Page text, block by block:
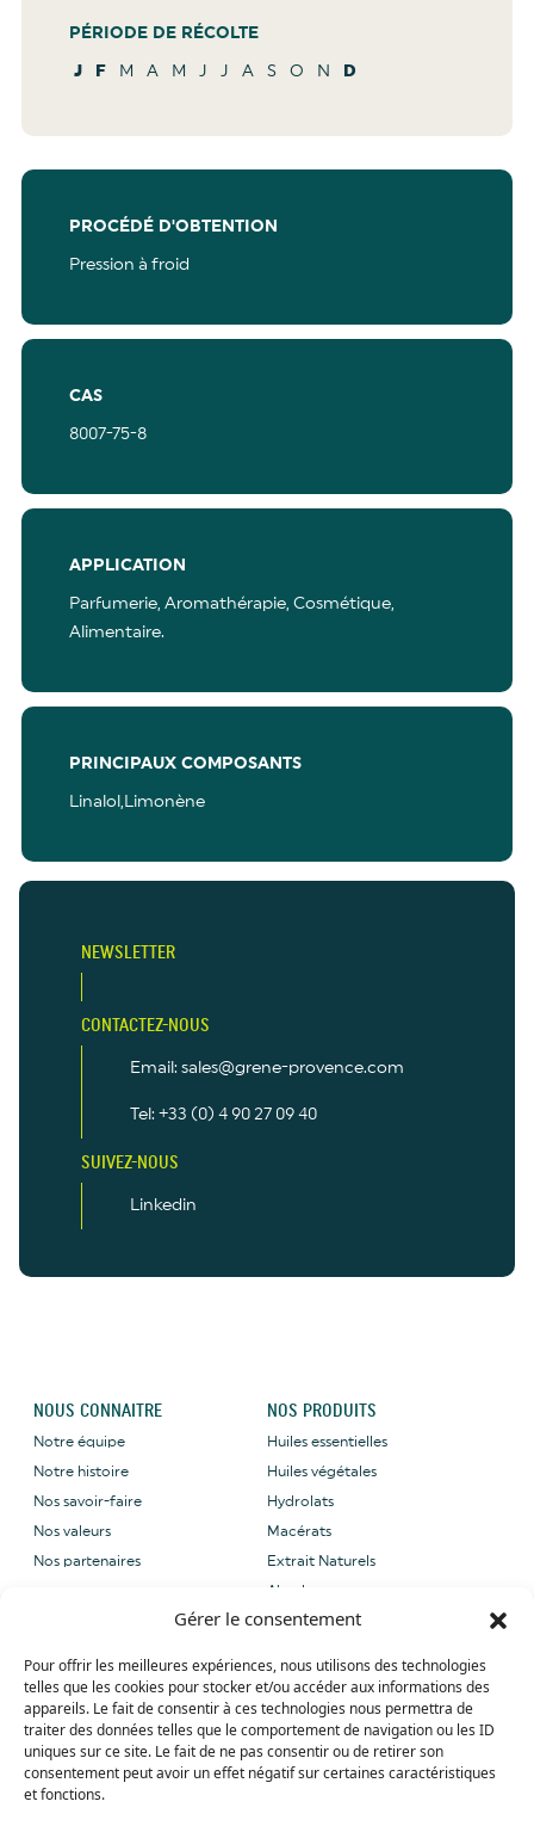
Gérer le consentement
Pour offrir les meilleures expériences, nous utilisons des technologies
telles que les cookies pour stocker et/ou accéder aux informations des
appareils. Le fait de consentir à ces technologies nous permettra de
traiter des données telles que le comportement de navigation ou les ID
uniques sur ce site. Le fait de ne pas consentir ou de retirer son
consentement peut avoir un effet négatif sur certaines caractéristiques
et fonctions.
PÉRIODE DE RÉCOLTE
J F M A M J J A S O N D
PROCÉDÉ D'OBTENTION
Pression à froid
CAS
8007-75-8
APPLICATION
Parfumerie, Aromathérapie, Cosmétique,
Alimentaire.
PRINCIPAUX COMPOSANTS
Linalol,Limonène
NEWSLETTER
CONTACTEZ-NOUS
Email: sales@grene-provence.com
Tel: +33 (0) 4 90 27 09 40
SUIVEZ-NOUS
Linkedin
NOUS CONNAITRE
Notre équipe
Notre histoire
Nos savoir-faire
Nos valeurs
Nos partenaires
NOS PRODUITS
Huiles essentielles
Huiles végétales
Hydrolats
Macérats
Extrait Naturels
Absolues
provence.com
Tel: +33 (0) 4 90 27 09 40
Whatsapp: +33 (0) 4 90 27 09 40